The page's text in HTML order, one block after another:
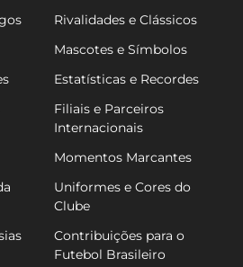
Rivalidades e Clássicos
Mascotes e Símbolos
Estatísticas e Recordes
Filiais e Parceiros
Internacionais
Momentos Marcantes
Uniformes e Cores do
Clube
Contribuições para o
Futebol Brasileiro